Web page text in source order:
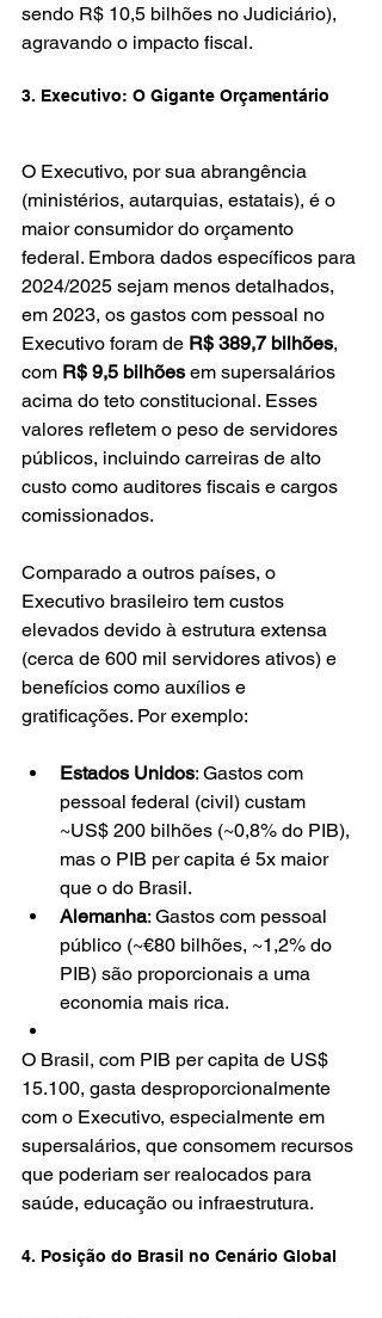
sendo R$ 10,5 bilhões no Judiciário),
agravando o impacto fiscal.
3. Executivo: O Gigante Orçamentário
O Executivo, por sua abrangência
(ministérios, autarquias, estatais), é o
maior consumidor do orçamento
federal. Embora dados específicos para
2024/2025 sejam menos detalhados,
em 2023, os gastos com pessoal no
Executivo foram de R$ 389,7 bilhões,
com R$ 9,5 bilhões em supersalários
acima do teto constitucional. Esses
valores refletem o peso de servidores
públicos, incluindo carreiras de alto
custo como auditores fiscais e cargos
comissionados.
Comparado a outros países, o
Executivo brasileiro tem custos
elevados devido à estrutura extensa
(cerca de 600 mil servidores ativos) e
benefícios como auxílios e
gratificações. Por exemplo:
Estados Unidos: Gastos com
pessoal federal (civil) custam
~US$ 200 bilhões (~0,8% do PIB),
mas o PIB per capita é 5x maior
que o do Brasil.
Alemanha: Gastos com pessoal
público (~€80 bilhões, ~1,2% do
PIB) são proporcionais a uma
economia mais rica.
O Brasil, com PIB per capita de US$
15.100, gasta desproporcionalmente
com o Executivo, especialmente em
supersalários, que consomem recursos
que poderiam ser realocados para
saúde, educação ou infraestrutura.
4. Posição do Brasil no Cenário Global